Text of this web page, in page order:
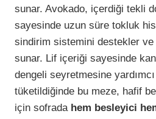
sunar. Avokado, içerdiği tekli
sayesinde uzun süre tokluk
sindirim sistemini destekler ve
sunar. Lif içeriği sayesinde
dengeli seyretmesine
tüketildiğinde bu meze, hafif
için sofrada hem besleyici